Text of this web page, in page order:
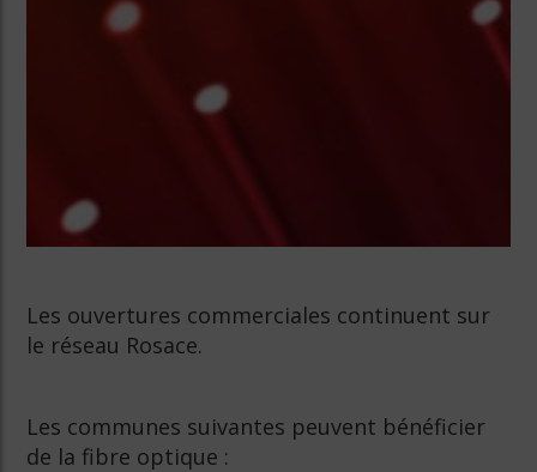
Les ouvertures commerciales continuent sur
le réseau Rosace.
Les communes suivantes peuvent bénéficier
de la fibre optique :